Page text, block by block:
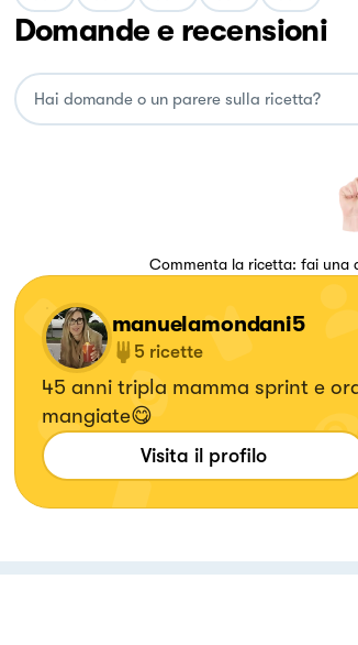
Domande e recensioni
Commenta la ricetta: fai una
manuelamondani5
5 ricette
45 anni tripla mamma sprint e
mangiate😋
Visita il profilo